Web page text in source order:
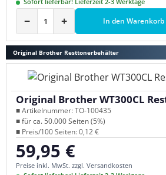
− + In den Warenkorb
Original Brother Resttonerbehälter
Original Brother WT300CL
■ Artikelnummer: TO-100435
■ für ca. 50.000 Seiten (5%)
■ Preis/100 Seiten: 0,12 €
Regulärer Preis:
59,95 €
Preise inkl. MwSt. zzgl. Versandkosten